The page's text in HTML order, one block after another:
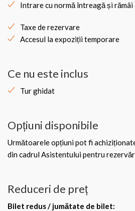
Intrare cu normă întreagă și
Taxe de rezervare
Accesul la expoziții temporare
Ce nu este inclus
Tur ghidat
Opțiuni disponibile
Următoarele opțiuni pot fi
din cadrul Asistentului pentru
Reduceri de preț
Bilet redus / jumătate de bilet: